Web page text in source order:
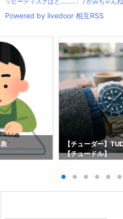
Powered by livedoor 相互RSS
【チューダー】
【チュードル】